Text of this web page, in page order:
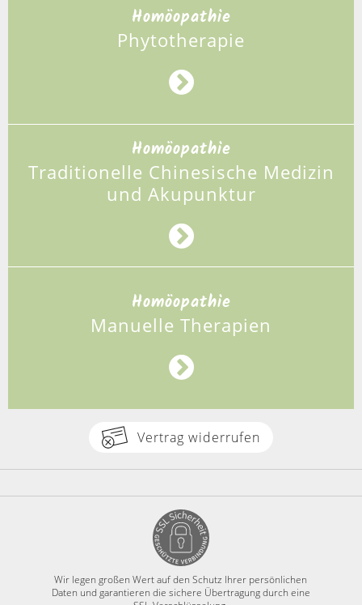
Homöopathie
Phytotherapie
Homöopathie
Traditionelle Chinesische Medizin
und Akupunktur
Homöopathie
Manuelle Therapien
Vertrag widerrufen
Wir legen großen Wert auf den Schutz Ihrer persönlichen
Daten und garantieren die sichere Übertragung durch eine